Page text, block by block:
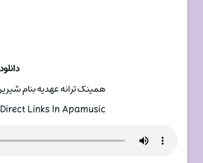
همینک ترانه عهدیه بنام
Links In Apamusic